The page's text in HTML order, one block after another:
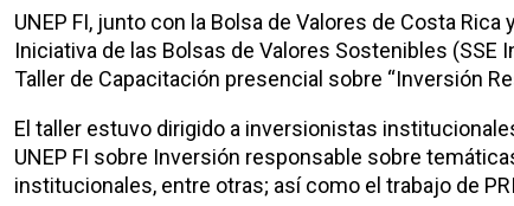
UNEP FI, junto con la Bolsa de Valores de Costa
Iniciativa de las Bolsas de Valores Sostenibles (SSE
Taller de Capacitación presencial sobre “Inversión
El taller estuvo dirigido a inversionistas
UNEP FI sobre Inversión responsable sobre
institucionales, entre otras; así como el trabajo de